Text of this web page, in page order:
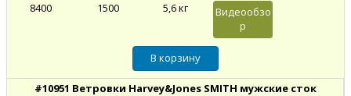
8400
1500 5,6 кг
Видеообзо
р
#10951 Ветровки Harvey&Jones SMITH мужские сток